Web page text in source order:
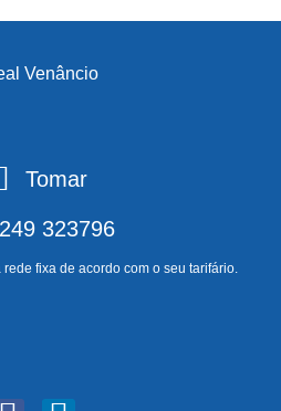
Tomar
249 323796
fixa de acordo com o seu tarifário.